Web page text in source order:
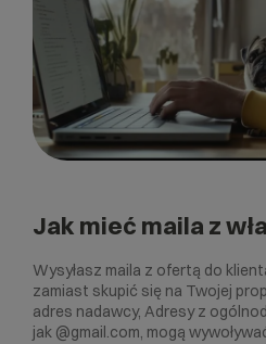
Jak mieć maila z
Wysyłasz maila z ofertą do
zamiast skupić się na Twojej
adres nadawcy, Adresy z
jak @‌gmail.com, mogą